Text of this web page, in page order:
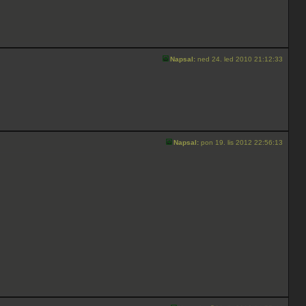
Napsal: ned 24. led 2010 21:12:33
Napsal: pon 19. lis 2012 22:56:13